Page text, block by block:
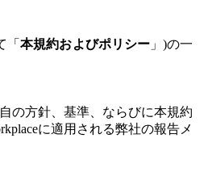
「本規約およびポリシー」)の一
の方針、基準、ならびに本規約
に適用される弊社の報告メ